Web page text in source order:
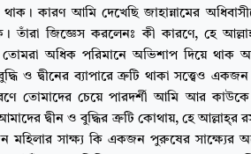
কারণ আমি দেখেছি জাহান্নামের
তাঁরা জিজ্ঞেস করলেনঃ কী কারণে, হে
অধিক পরিমানে অভিশাপ দিয়ে থাক
ও দ্বীনের ব্যাপারে ত্রুটি থাকা সত্ত্বেও একজন
তোমাদের চেয়ে পারদর্শী আমি আর কাউকে
দ্বীন ও বুদ্ধির ত্রুটি কোথায়, হে আল্লাহ্‌র
সাক্ষ্য কি একজন পুরুষের সাক্ষ্যের